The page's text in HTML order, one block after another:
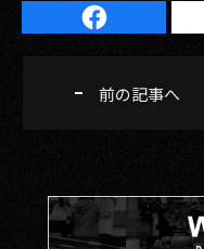
前の記事へ